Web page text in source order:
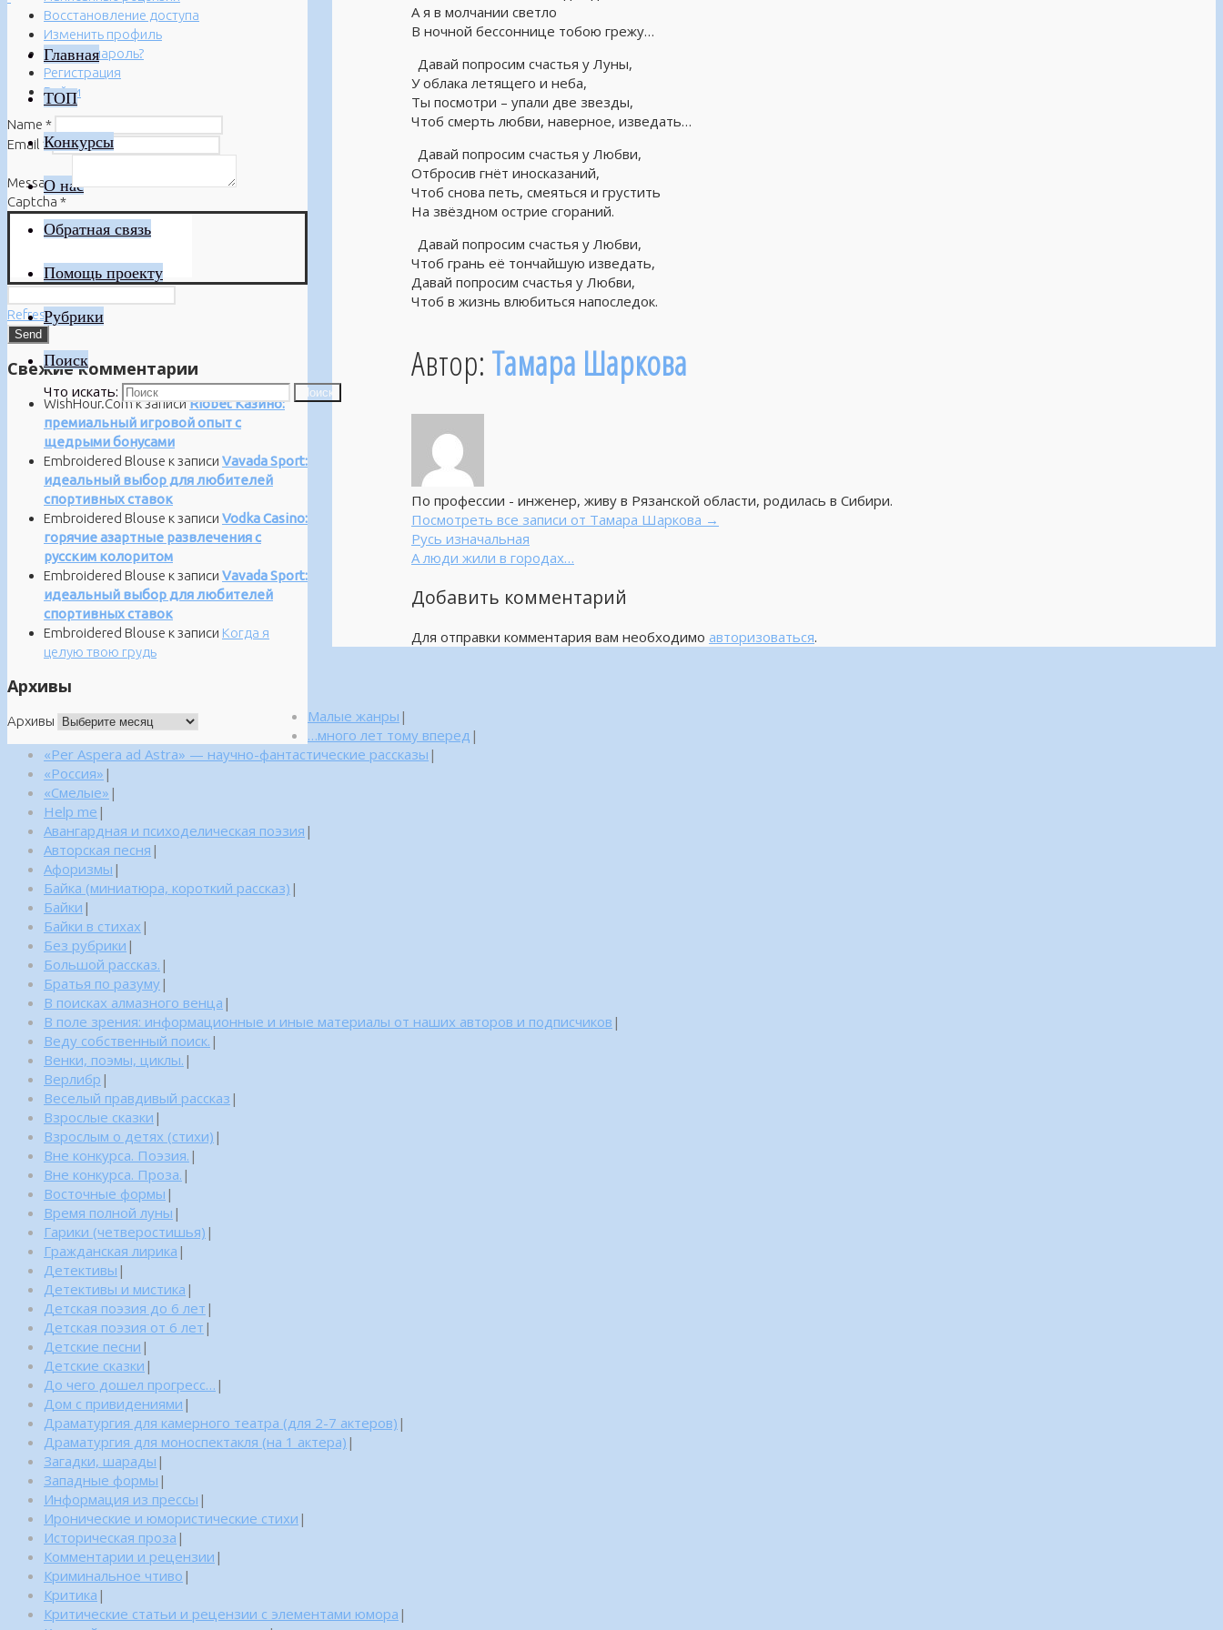
Главная
ТОП
Конкурсы
О нас
Обратная связь
Помощь проекту
Рубрики
Поиск
Что искать: Поиск
А я в молчании светло
В ночной бессоннице тобою грежу…
Давай попросим счастья у Луны,
У облака летящего и неба,
Ты посмотри – упали две звезды,
Чтоб смерть любви, наверное, изведать…
Давай попросим счастья у Любви,
Отбросив гнёт иносказаний,
Чтоб снова петь, смеяться и грустить
На звёздном острие сгораний.
Давай попросим счастья у Любви,
Чтоб грань её тончайшую изведать,
Давай попросим счастья у Любви,
Чтоб в жизнь влюбиться напоследок.
Автор:Тамара Шаркова
По профессии - инженер, живу в Рязанской области, родилась в Сибири.
Посмотреть все записи от Тамара Шаркова →
Русь изначальная
А люди жили в городах…
Добавить комментарий
Для отправки комментария вам необходимо авторизоваться.
Восстановление доступа
Изменить профиль
Забыли пароль?
Регистрация
Войти
Name *
Email *
Message*
Captcha *
Refresh
Свежие комментарии
WishHour.Comк записиRiobet Казино:
премиальный игровой опыт с
щедрыми бонусами
Embroidered Blouse к записи Vavada Sport:
идеальный выбор для любителей
спортивных ставок
Embroidered Blouse к записи Vodka Casino:
горячие азартные развлечения с
русским колоритом
Embroidered Blouse к записи Vavada Sport:
идеальный выбор для любителей
спортивных ставок
Embroidered Blouse к записи Когда я
целую твою грудь
Архивы
Архивы Малые жанры |
…много лет тому вперед |
«Per Aspera ad Astra» — научно-фантастические рассказы |
«Россия» |
«Смелые» |
Help me |
Авангардная и психоделическая поэзия |
Авторская песня |
Афоризмы |
Байка (миниатюра, короткий рассказ) |
Байки |
Байки в стихах |
Без рубрики |
Большой рассказ. |
Братья по разуму|
В поисках алмазного венца |
В поле зрения: информационные и иные материалы от наших авторов и подписчиков |
Веду собственный поиск. |
Венки, поэмы, циклы. |
Верлибр |
Веселый правдивый рассказ |
Взрослые сказки |
Взрослым о детях (стихи) |
Вне конкурса. Поэзия. |
Вне конкурса. Проза. |
Восточные формы |
Время полной луны |
Гарики (четверостишья) |
Гражданская лирика |
Детективы |
Детективы и мистика |
Детская поэзия до 6 лет |
Детская поэзия от 6 лет |
Детские песни |
Детские сказки |
До чего дошел прогресс… |
Дом с привидениями |
Драматургия для камерного театра (для 2-7 актеров) |
Драматургия для моноспектакля (на 1 актера) |
Загадки, шарады |
Западные формы |
Информация из прессы |
Иронические и юмористические стихи |
Историческая проза |
Комментарии и рецензии |
Криминальное чтиво |
Критика |
Критические статьи и рецензии с элементами юмора |